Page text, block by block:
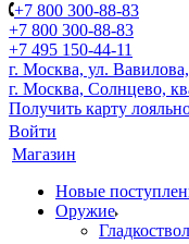
+7 800 300-88-83
+7 800 300-88-83
+7 495 150-44-11
г. Москва, ул.
г. Москва, Солнцево,
Получить карту
Войти
Магазин
Новые
Оружие